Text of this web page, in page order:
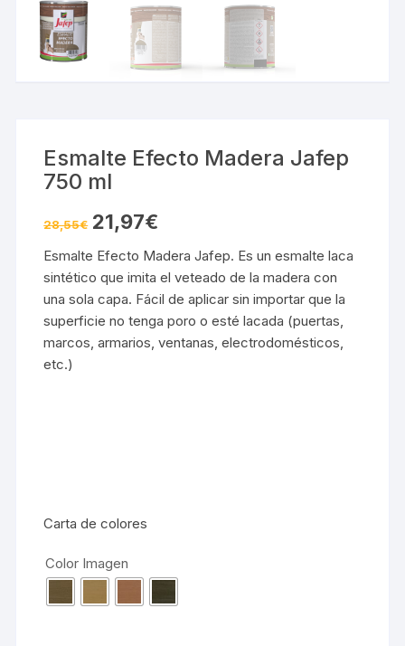
Esmalte Efecto Madera Jafep
750 ml
28,55€ El
precio
era:
28,55€.
21,97€
es:
21,97€.
Esmalte Efecto MaderaJafep. Es un esmalte laca
sintético que imita el veteado de la madera con
una sola capa. Fácil de aplicar sin importar que la
superficie no tenga poro o esté lacada (puertas,
marcos, armarios, ventanas, electrodomésticos,
etc.)
Carta de colores
Color Imagen